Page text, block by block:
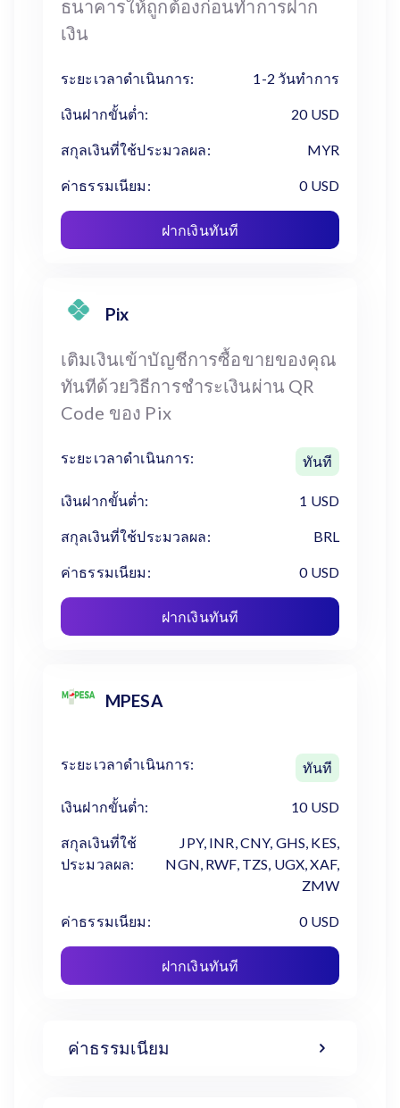
ธนาคารให้ถูกต้องก่อนทำการฝาก
เงิน
ระยะเวลาดำเนินการ: 1-2 วันทำการ
เงินฝากขั้นต่ำ: 20 USD
สกุลเงินที่ใช้ประมวลผล: MYR
ค่าธรรมเนียม: 0 USD
ฝากเงินทันที
Pix
เติมเงินเข้าบัญชีการซื้อขายของคุณ
ทันทีด้วยวิธีการชำระเงินผ่าน QR
Code ของ Pix
ระยะเวลาดำเนินการ: ทันที
เงินฝากขั้นต่ำ: 1 USD
สกุลเงินที่ใช้ประมวลผล: BRL
ค่าธรรมเนียม: 0 USD
ฝากเงินทันที
MPESA
ระยะเวลาดำเนินการ: ทันที
เงินฝากขั้นต่ำ: 10 USD
สกุลเงินที่ใช้
ประมวลผล:
JPY, INR, CNY, GHS, KES,
NGN, RWF, TZS, UGX, XAF,
ZMW
ค่าธรรมเนียม: 0 USD
ฝากเงินทันที
ค่าธรรมเนียม